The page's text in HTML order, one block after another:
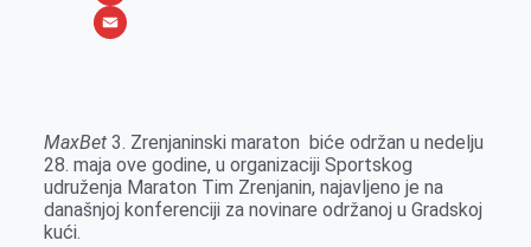
o
e
r
k
n
b
h
A
p
p
X
i
l
MaxBet3. Zrenjaninski maraton biće održan u nedelju
28. maja ove godine, u organizaciji Sportskog
udruženja Maraton Tim Zrenjanin, najavljeno je na
današnjoj konferenciji za novinare održanoj u Gradskoj
kući.